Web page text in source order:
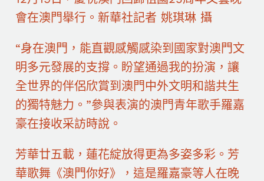
會在澳門舉行。新華社記者 姚琪琳 攝
“身在澳門，能直觀感觸感染到國家對澳門文
明多元發展的支撐。盼望通過我的扮演，讓
全世界的伴侶欣賞到澳門中外文明和諧共生
的獨特魅力。”參與表演的澳門青年歌手羅嘉
豪在接收采訪時說。
芳華廿五載，蓮花綻放得更為多姿多彩。芳
華歌舞《澳門你好》，這是羅嘉豪等人在晚